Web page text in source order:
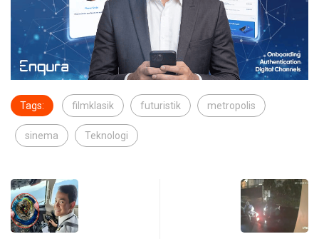
Tags: filmklasik futuristik metropolis
sinema Teknologi